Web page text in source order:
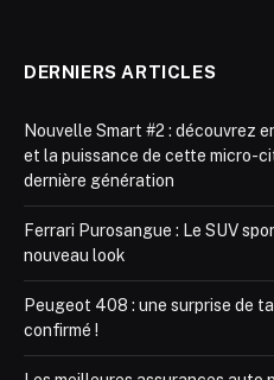
DERNIERS ARTICLES
Nouvelle Smart #2 : découvrez
et la puissance de cette micro-
dernière génération
Ferrari Purosangue : Le SUV
nouveau look
Peugeot 408 : une surprise de
confirmé !